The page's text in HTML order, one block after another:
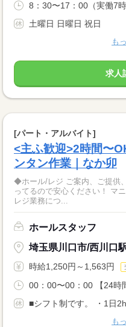
8：30〜17：00（実働7
土曜日 日曜日 祝日
も
求人
[パート・アルバイト]
<主ふ歓迎>2時間〜
ンタン作業｜なか卯
◆ホール/レジ ご案内、ご提供、片づけ、な
ってるので安心ください！ マ
レジ業務につ...
ホールスタッフ
埼玉県川口市/西川口
時給1,250円～1,563円
00：00〜00：00 【24
■シフト制です。 ・1日
も